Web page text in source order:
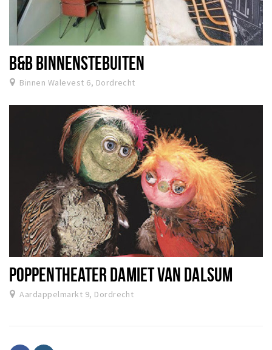
B&B BINNENSTEBUITEN
Binnen Walevest 6, Dordrecht
POPPENTHEATER DAMIET VAN DALSUM
Aardappelmarkt 9, Dordrecht